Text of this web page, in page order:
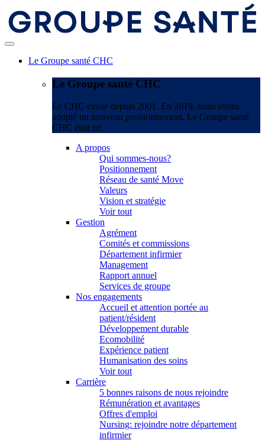
Le Groupe santé CHC
Le Groupe santé CHC
Le CHC existe depuis 2001. En 2019, nous avons
adopté un nouveau positionnement. Le Groupe santé
CHC était né.
A propos
Qui sommes-nous?
Positionnement
Réseau de santé Move
Valeurs
Vision et stratégie
Voir tout
Gestion
Agrément
Comités et commissions
Département infirmier
Management
Rapport annuel
Services de groupe
Nos engagements
Accueil et attention portée au
patient/résident
Développement durable
Ecomobilité
Expérience patient
Humanisation des soins
Voir tout
Carrière
5 bonnes raisons de nous rejoindre
Rémunération et avantages
Offres d'emploi
Nursing: rejoindre notre département
infirmier